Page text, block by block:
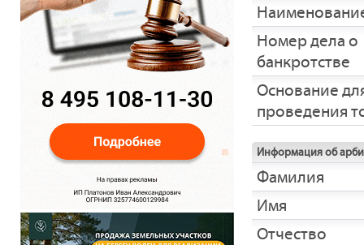
Номер дела о
банкротстве
Основание
проведения
Информация об
Фамилия
Имя
Отчество